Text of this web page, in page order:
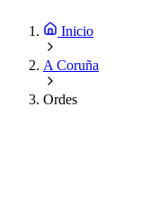
Inicio
A Coruña
Ordes